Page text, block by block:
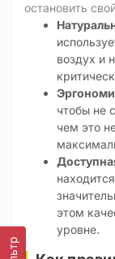
остановить
воздух и
чтобы не
чем это
этом
уровне.